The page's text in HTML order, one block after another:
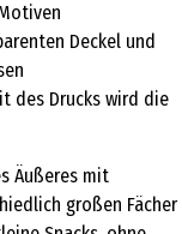
Deckel und
des Drucks wird die
Äußeres mit
großen Fächer